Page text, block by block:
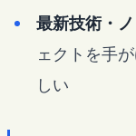
最新技術・
ェクトを手
しい